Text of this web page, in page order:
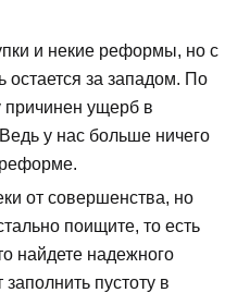
и некие реформы, но с
остается за западом. По
причинен ущерб в
у нас больше ничего
от совершенства, но
поищите, то есть
найдете надежного
пустоту в